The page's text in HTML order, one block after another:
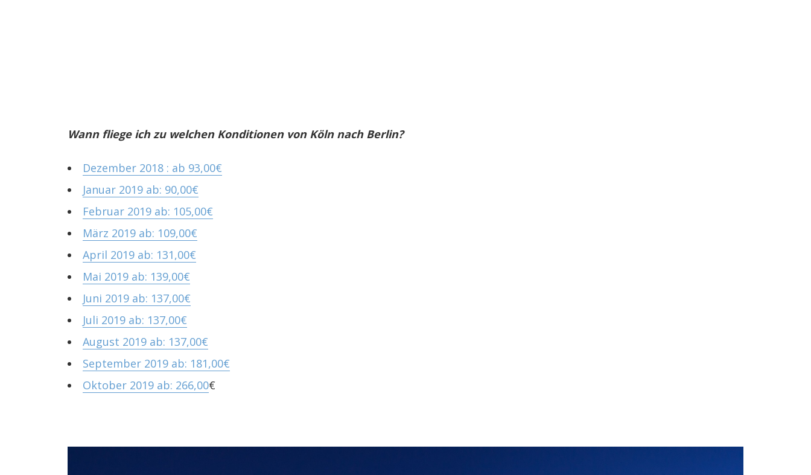
Wann fliege ich zu welchen Konditionen von Köln nach Berlin?
Dezember 2018 : ab 93,00€
Januar 2019 ab: 90,00€
Februar 2019 ab: 105,00€
März 2019 ab: 109,00€
April 2019 ab: 131,00€
Mai 2019 ab: 139,00€
Juni 2019 ab: 137,00€
Juli 2019 ab: 137,00€
August 2019 ab: 137,00€
September 2019 ab: 181,00€
Oktober 2019 ab: 266,00€